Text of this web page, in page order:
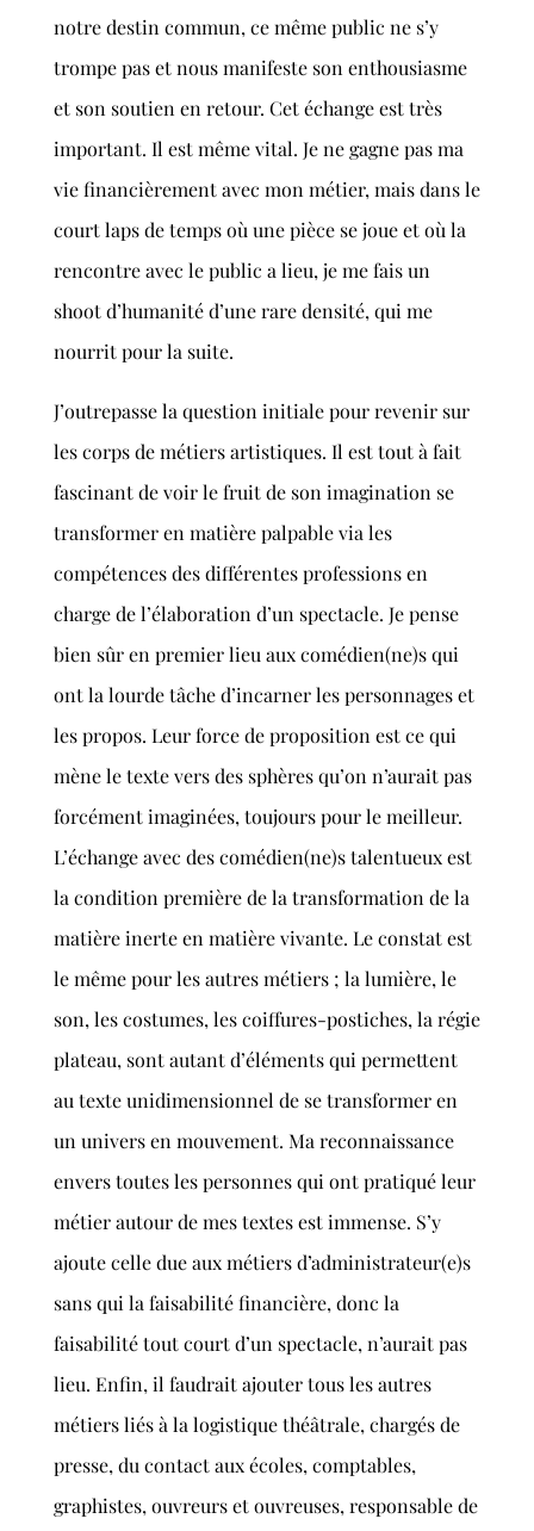
notre destin commun, ce même public ne s’y
trompe pas et nous manifeste son enthousiasme
et son soutien en retour. Cet échange est très
important. Il est même vital. Je ne gagne pas ma
vie financièrement avec mon métier, mais dans le
court laps de temps où une pièce se joue et où la
rencontre avec le public a lieu, je me fais un
shoot d’humanité d’une rare densité, qui me
nourrit pour la suite.
J’outrepasse la question initiale pour revenir sur
les corps de métiers artistiques. Il est tout à fait
fascinant de voir le fruit de son imagination se
transformer en matière palpable via les
compétences des différentes professions en
charge de l’élaboration d’un spectacle. Je pense
bien sûr en premier lieu aux comédien(ne)s qui
ont la lourde tâche d’incarner les personnages et
les propos. Leur force de proposition est ce qui
mène le texte vers des sphères qu’on n’aurait pas
forcément imaginées, toujours pour le meilleur.
L’échange avec des comédien(ne)s talentueux est
la condition première de la transformation de la
matière inerte en matière vivante. Le constat est
le même pour les autres métiers ; la lumière, le
son, les costumes, les coiffures-postiches, la régie
plateau, sont autant d’éléments qui permettent
au texte unidimensionnel de se transformer en
un univers en mouvement. Ma reconnaissance
envers toutes les personnes qui ont pratiqué leur
métier autour de mes textes est immense. S’y
ajoute celle due aux métiers d’administrateur(e)s
sans qui la faisabilité financière, donc la
faisabilité tout court d’un spectacle, n’aurait pas
lieu. Enfin, il faudrait ajouter tous les autres
métiers liés à la logistique théâtrale, chargés de
presse, du contact aux écoles, comptables,
graphistes, ouvreurs et ouvreuses, responsable de